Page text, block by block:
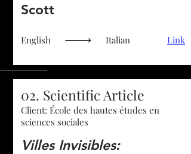
Scott
English Italian Link
02. Scientific Article
Client: École des hautes études en
sciences sociales
Villes Invisibles: